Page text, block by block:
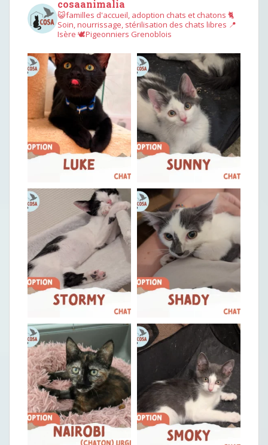
cosaanimalia
😺familles d'accueil, adoption chats et chatons 🐈
Soin, nourrissage, stérilisation des chats libres 📍
Isère 🕊︎Pigeonniers Grenoblois